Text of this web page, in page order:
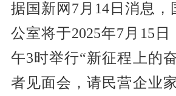
据国新网7月14日消息，
公室将于2025年7月15
午3时举行“新征程上的
者见面会，请民营企业